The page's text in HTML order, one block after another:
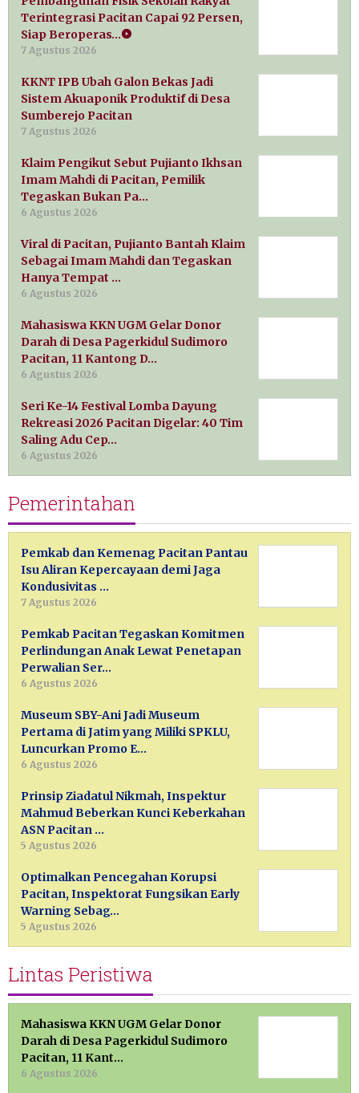
Terintegrasi Pacitan Capai 92 Persen,
Siap Beroperas…
7 Agustus 2026
KKNT IPB Ubah Galon Bekas Jadi
Sistem Akuaponik Produktif di Desa
Sumberejo Pacitan
7 Agustus 2026
Klaim Pengikut Sebut Pujianto Ikhsan
Imam Mahdi di Pacitan, Pemilik
Tegaskan Bukan Pa…
6 Agustus 2026
Viral di Pacitan, Pujianto Bantah Klaim
Sebagai Imam Mahdi dan Tegaskan
Hanya Tempat …
6 Agustus 2026
Mahasiswa KKN UGM Gelar Donor
Darah di Desa Pagerkidul Sudimoro
Pacitan, 11 Kantong D…
6 Agustus 2026
Seri Ke-14 Festival Lomba Dayung
Rekreasi 2026 Pacitan Digelar: 40 Tim
Saling Adu Cep…
6 Agustus 2026
Pemerintahan
Pemkab dan Kemenag Pacitan Pantau
Isu Aliran Kepercayaan demi Jaga
Kondusivitas …
7 Agustus 2026
Pemkab Pacitan Tegaskan Komitmen
Perlindungan Anak Lewat Penetapan
Perwalian Ser…
6 Agustus 2026
Museum SBY-Ani Jadi Museum
Pertama di Jatim yang Miliki SPKLU,
Luncurkan Promo E…
6 Agustus 2026
Prinsip Ziadatul Nikmah, Inspektur
Mahmud Beberkan Kunci Keberkahan
ASN Pacitan …
5 Agustus 2026
Optimalkan Pencegahan Korupsi
Pacitan, Inspektorat Fungsikan Early
Warning Sebag…
5 Agustus 2026
Lintas Peristiwa
Mahasiswa KKN UGM Gelar Donor
Darah di Desa Pagerkidul Sudimoro
Pacitan, 11 Kant…
6 Agustus 2026